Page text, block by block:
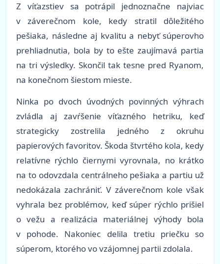
Z víťazstiev sa potrápil jednoznačne najviac
v záverečnom kole, kedy stratil dôležitého
pešiaka, následne aj kvalitu a nebyť súperovho
prehliadnutia, bola by to ešte zaujímavá partia
na tri výsledky. Skončil tak tesne pred Ryanom,
na konečnom šiestom mieste.
Ninka po dvoch úvodných povinných výhrach
zvládla aj zavŕšenie víťazného hetriku, keď
strategicky zostrelila jedného z okruhu
papierových favoritov. Škoda štvrtého kola, kedy
relatívne rýchlo čiernymi vyrovnala, no krátko
na to odovzdala centrálneho pešiaka a partiu už
nedokázala zachrániť. V záverečnom kole však
vyhrala bez problémov, keď súper rýchlo prišiel
o vežu a realizácia materiálnej výhody bola
v pohode. Nakoniec delila tretiu priečku so
súperom, ktorého vo vzájomnej partii zdolala.